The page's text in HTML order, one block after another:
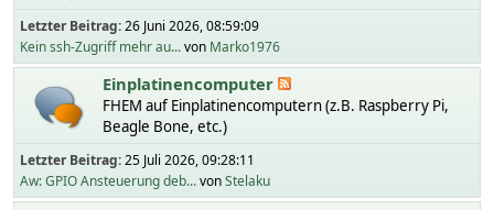
Letzter Beitrag:26 Juni 2026, 08:59:09
Kein ssh-Zugriff mehr au...von Marko1976
Einplatinencomputer
FHEM auf Einplatinencomputern (z.B. Raspberry Pi,
Beagle Bone, etc.)
Letzter Beitrag:25 Juli 2026, 09:28:11
Aw: GPIO Ansteuerung deb...vonStelaku